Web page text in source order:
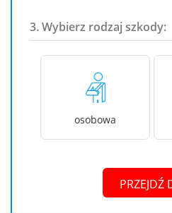
3. Wybierz rodzaj szkody:
osobowa
PRZEJDŹ